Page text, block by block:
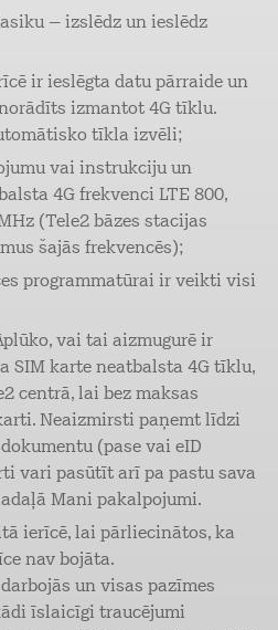
– izslēdz un ieslēdz
ir ieslēgta datu pārraide un
izmantot 4G tīklu.
tīkla izvēli;
vai instrukciju un
4G frekvenci LTE 800,
(Tele2 bāzes stacijas
šajās frekvencēs);
programmatūrai ir veikti visi
vai tai aizmugurē ir
SIM karte neatbalsta 4G tīklu,
centrā, lai bez maksas
Neaizmirsti paņemt līdzi
(pase vai eID
vari pasūtīt arī pa pastu sava
Mani pakalpojumi.
ierīcē, lai pārliecinātos, ka
nav bojāta.
un visas pazīmes
īslaicīgi traucējumi